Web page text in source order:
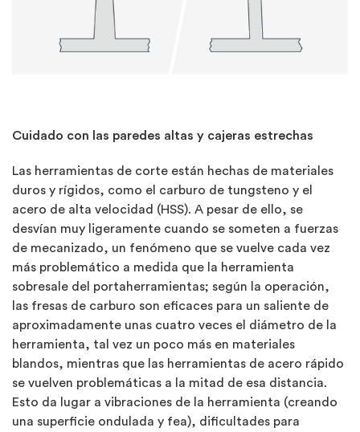
Cuidado con las paredes altas y cajeras estrechas
Las herramientas de corte están hechas de materiales
duros y rígidos, como el carburo de tungsteno y el
acero de alta velocidad (HSS). A pesar de ello, se
desvían muy ligeramente cuando se someten a fuerzas
de mecanizado, un fenómeno que se vuelve cada vez
más problemático a medida que la herramienta
sobresale del portaherramientas; según la operación,
las fresas de carburo son eficaces para un saliente de
aproximadamente unas cuatro veces el diámetro de la
herramienta, tal vez un poco más en materiales
blandos, mientras que las herramientas de acero rápido
se vuelven problemáticas a la mitad de esa distancia.
Esto da lugar a vibraciones de la herramienta (creando
una superficie ondulada y fea), dificultades para